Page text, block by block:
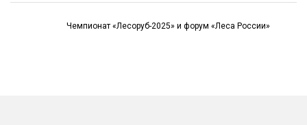
Чемпионат «Лесоруб-2025» и форум «Леса России»